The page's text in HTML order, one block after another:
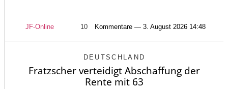
JF-Online 10 Kommentare — 3. August 2026 14:48
DEUTSCHLAND
Fratzscher verteidigt Abschaffung der
Rente mit 63